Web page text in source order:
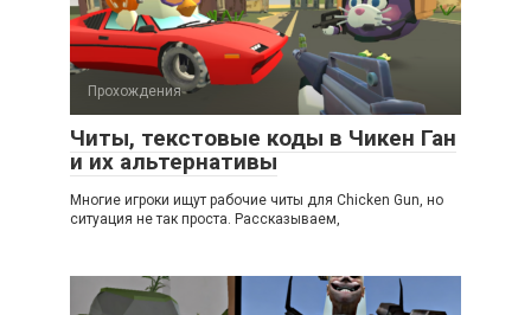
Прохождения
Читы, текстовые коды в Чикен Ган
и их альтернативы
Многие игроки ищут рабочие читы для Chicken Gun, но
ситуация не так проста. Рассказываем,